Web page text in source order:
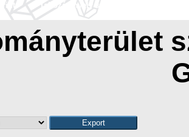
Tallózás nyelv szerint